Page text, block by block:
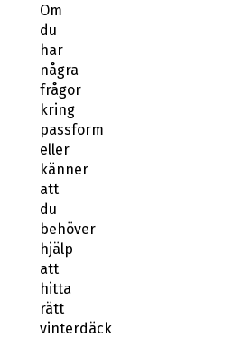
Om
du
har
några
frågor
kring
passform
eller
känner
att
du
behöver
hjälp
att
hitta
rätt
vinterdäck